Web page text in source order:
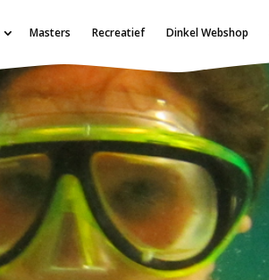
Masters Recreatief Dinkel Webshop